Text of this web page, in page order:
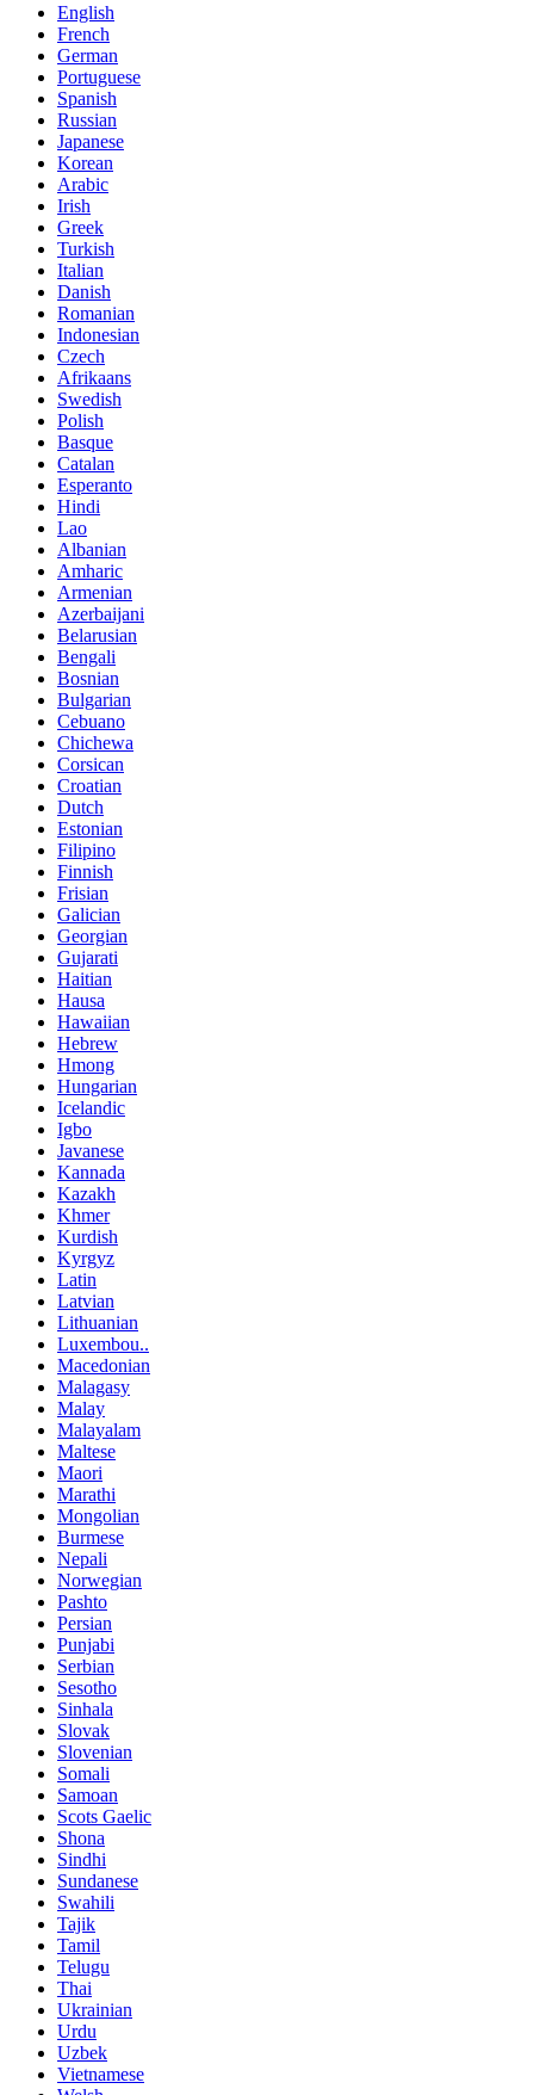
English
French
German
Portuguese
Spanish
Russian
Japanese
Korean
Arabic
Irish
Greek
Turkish
Italian
Danish
Romanian
Indonesian
Czech
Afrikaans
Swedish
Polish
Basque
Catalan
Esperanto
Hindi
Lao
Albanian
Amharic
Armenian
Azerbaijani
Belarusian
Bengali
Bosnian
Bulgarian
Cebuano
Chichewa
Corsican
Croatian
Dutch
Estonian
Filipino
Finnish
Frisian
Galician
Georgian
Gujarati
Haitian
Hausa
Hawaiian
Hebrew
Hmong
Hungarian
Icelandic
Igbo
Javanese
Kannada
Kazakh
Khmer
Kurdish
Kyrgyz
Latin
Latvian
Lithuanian
Luxembou..
Macedonian
Malagasy
Malay
Malayalam
Maltese
Maori
Marathi
Mongolian
Burmese
Nepali
Norwegian
Pashto
Persian
Punjabi
Serbian
Sesotho
Sinhala
Slovak
Slovenian
Somali
Samoan
Scots Gaelic
Shona
Sindhi
Sundanese
Swahili
Tajik
Tamil
Telugu
Thai
Ukrainian
Urdu
Uzbek
Vietnamese